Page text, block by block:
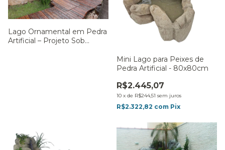
Lago Ornamental em Pedra
Artificial – Projeto Sob
Mini Lago para Peixes de
Pedra Artificial - 80x80cm
R$2.445,07
10 x de R$244,51 sem juros
R$2.322,82 com Pix